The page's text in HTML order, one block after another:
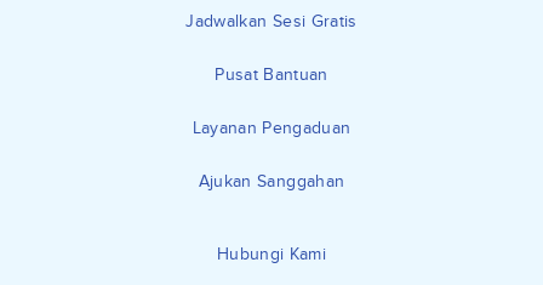
Jadwalkan Sesi Gratis
Pusat Bantuan
Layanan Pengaduan
Ajukan Sanggahan
Hubungi Kami